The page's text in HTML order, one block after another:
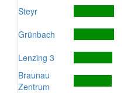
Steyr
Grünbach
Lenzing 3
Braunau
Zentrum